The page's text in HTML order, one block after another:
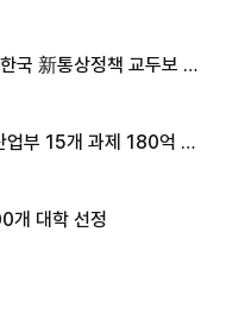
국 新통상정책 교두보 활
업부 15개 과제 180억 지
개 대학 선정